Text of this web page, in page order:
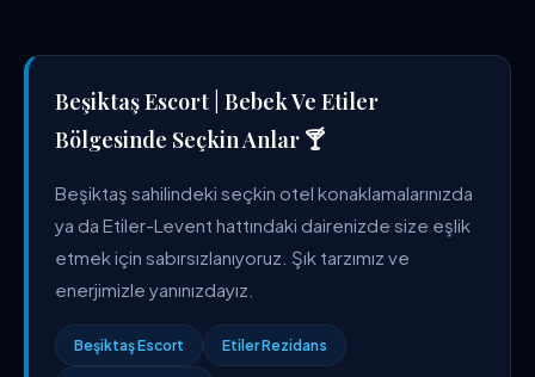
Beşiktaş Escort | Bebek Ve Etiler
Bölgesinde Seçkin Anlar 🍸
Beşiktaş sahilindeki seçkin otel konaklamalarınızda
ya da Etiler-Levent hattındaki dairenizde size eşlik
etmek için sabırsızlanıyoruz. Şık tarzımız ve
enerjimizle yanınızdayız.
Beşiktaş Escort Etiler Rezidans